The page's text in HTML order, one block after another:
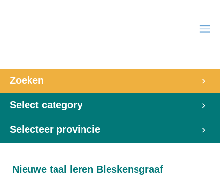
Zoeken
Select category
Selecteer provincie
Nieuwe taal leren Bleskensgraaf